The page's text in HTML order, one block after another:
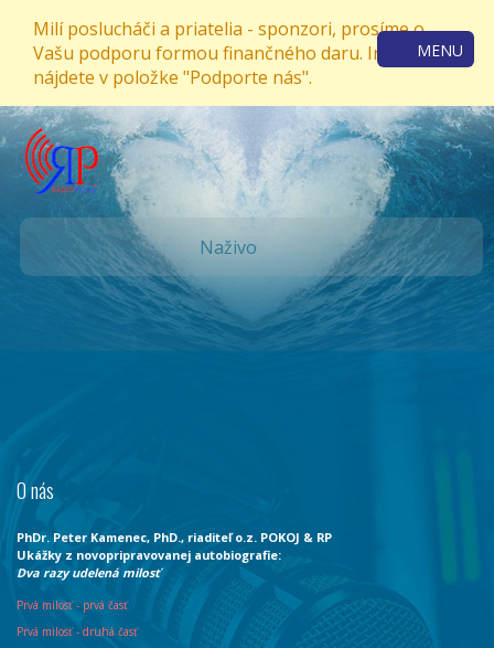
Milí poslucháči a priatelia - sponzori, prosíme o
Vašu podporu formou finančného daru. Informácie
nájdete v položke "Podporte nás".
MENU
Naživo
O nás
PhDr. Peter Kamenec, PhD., riaditeľ o.z. POKOJ & RP
Ukážky z novopripravovanej autobiografie:
Dva razy udelená milosť
Prvá milosť - prvá časť
Prvá milosť - druhá časť